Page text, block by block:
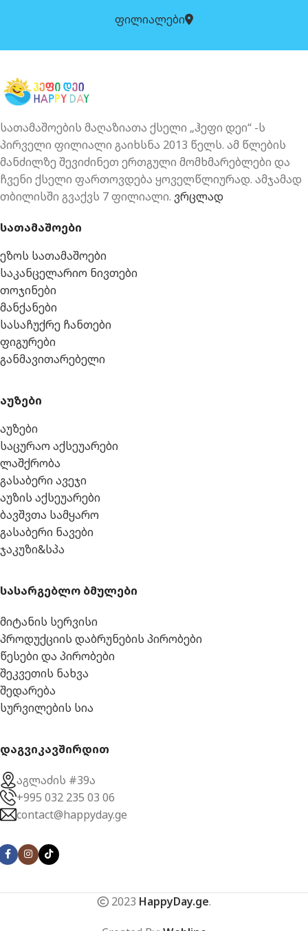
ფილიალები
სათამაშოების მაღაზიათა ქსელი „ჰეფი დეი“ -ს
პირველი ფილიალი გაიხსნა 2013 წელს. ამ წლების
მანძილზე შევიძინეთ ერთგული მომხმარებლები და
ჩვენი ქსელი ფართოვდება ყოველწლიურად. ამჯამად
თბილისში გვაქვს 7 ფილიალი. ვრცლად
სათამაშოები
ეზოს სათამაშოები
საკანცელარიო ნივთები
თოჯინები
მანქანები
სასაჩუქრე ჩანთები
ფიგურები
განმავითარებელი
აუზები
აუზები
საცურაო აქსეუარები
ლაშქრობა
გასაბერი ავეჯი
აუზის აქსეუარები
ბავშვთა სამყარო
გასაბერი ნავები
ჯაკუზი&სპა
სასარგებლო ბმულები
მიტანის სერვისი
პროდუქციის დაბრუნების პირობები
წესები და პირობები
შეკვეთის ნახვა
შედარება
სურვილების სია
დაგვიკავშირდით
აგლაძის #39ა
+995 032 235 03 06
contact@happyday.ge
2023 HappyDay.ge.